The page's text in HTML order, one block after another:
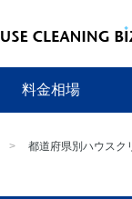
料金相場
都道府県別ハウスク